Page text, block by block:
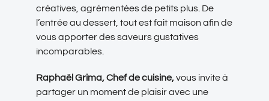
créatives, agrémentées de petits plus. De
l’entrée au dessert, tout est fait maison afin de
vous apporter des saveurs gustatives
incomparables.
Raphaël Grima, Chef de cuisine,vous invite à
partager un moment de plaisiravec une